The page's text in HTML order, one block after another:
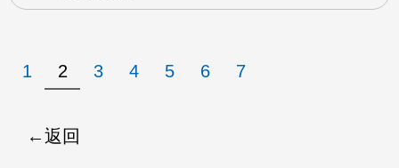
1 2 3 4 5 6 7
返回